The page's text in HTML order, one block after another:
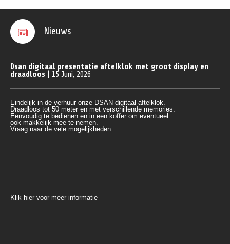
Nieuws
Dsan digitaal presentatie aftelklok met groot display en
draadloos | 15 Juni, 2026
Eindelijk in de verhuur onze DSAN digitaal aftelklok.
Draadloos tot 50 meter en met verschillende memories.
Eenvoudig te bedienen en in een koffer om eventueel
ook makkelijk mee te nemen.
Vraag naar de vele mogelijkheden.
Klik hier voor meer informatie